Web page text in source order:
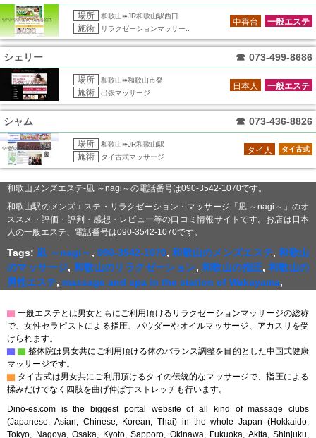
場所 和歌山➠JR和歌山駅西口
施術 リラクゼーションマッサー..
一般エステ
中香台
シェリー ☎ 073-499-8686
場所 和歌山➠和歌山市発
施術 出張マッサージ
一般エステ
日本人
シャム ☎ 073-436-8826
場所 和歌山➠JR和歌山駅
施術 タイ古式マッサージ
タイ古式
タイ人
和歌山メンズエステ-凪 ～nagi～の電話番号は090-3542-1070です。
和歌山駅のメンズエステ・リラクゼーション・マッサージ「凪 ～nagi～」のオ
ススメ・評価・評判・感想・レビュー等の口コミ情報サイトです。お店は日本
人の一般エステ、電話番号は090-3542-1070です。
Tags: 凪 ～nagi～ ,090-3542-1070,和歌山のメンズエステ,和歌山
のマッサージ, 和歌山のリラクゼーション,和歌山の指圧, 和歌山の
男性エステ, massage and spa in the station of Wakayama,
▇ 一般エステとは男女ともにご利用頂けるリラクゼーションマッサージの総称
で、女性セラピストによる指圧、パウダーやオイルマッサージ、アカスリを受
けられます。
▇ ▇ 整体院は男女共にご利用頂ける体のバランス調整を目的とした中国式健康
マッサージです。
▇ タイ古式は男女共にご利用頂けるタイの伝統的なマッサージで、指圧による
揉みだけでなく四肢を曲げ伸ばすストレッチも行います。
Dino-es.com is the biggest portal website of all kind of massage clubs
(Japanese, Asian, Chinese, Korean, Thai) in the whole Japan (Hokkaido,
Tokyo, Nagoya, Osaka, Kyoto, Sapporo, Okinawa, Fukuoka, Akita, Shinjuku,